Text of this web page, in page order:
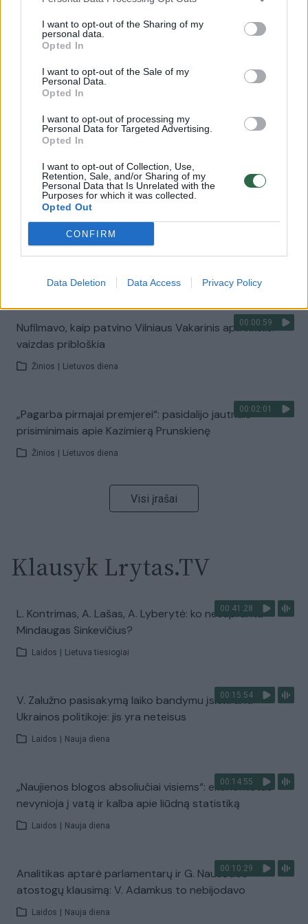
I want to opt-out of the Sharing of my
personal data.
Opted In
I want to opt-out of the Sale of my
Personal Data.
Opted In
I want to opt-out of processing my
Personal Data for Targeted Advertising.
Opted In
I want to opt-out of Collection, Use,
Retention, Sale, and/or Sharing of my
Personal Data that Is Unrelated with the
Purposes for which it was collected.
Opted Out
CONFIRM
Data Deletion Data Access Privacy Policy
Žiūrimiausi įrašai
vaikus: jiems kilusi grėsmė
Žinios | Lietuvos diena
Vaizdai iš tragiškos avarijos Vilniaus r.: dviejų moterų ir
vaiko gyvybių išgelbėti nepavyko
Žinios | Lietuvos diena
00:00:59
Nufilmavo, kaip patvino Vilniaus Vakarinis aplinkkelis:
vaizdas pribloškia
Žinios Lietuvos diena
00:02:01
„Pagarba pirmajai premjerei“: pasidalijo jautriais
prisiminimais apie Kazimierą Prunskienę
Žinios Lietuvos diena
Visi įrašai
Klausyk Lrytas.TV
00:41:28
L. Kontrimas, A. Lašas, A. Lyberytė: ko nesupranta
Mindaugas Sinkevičius?
Laidos Lietuva tiesiogiai
00:15:54
V. Zalužno pasisakymą laiko bandymu įsitvirtinti
Ukrainos politikoje: jis yra neteisus
Laidos Nauja diena
00:14:55
„Naujienos blogos absoliučiai visiems“: ekonomistas
nevynioja į vatą ir kalba apie liūdną statistiką
Laidos Nauja diena
00:10:29
Analitikas aptarė parlamentarų ir G. Nausėdos
atostogų klausimą: V. Adamkus to nebijodavo
Laidos Nauja diena